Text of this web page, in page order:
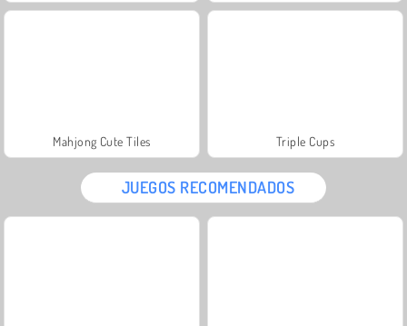
Mahjong Cute Tiles Triple Cups
JUEGOS RECOMENDADOS